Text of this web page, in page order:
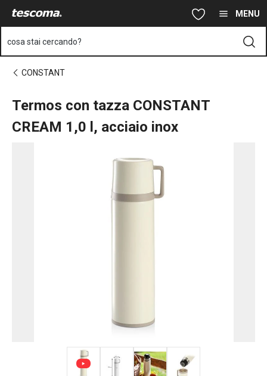
Vai al contenuto principale MENU
cosa stai cercando?
CONSTANT
Termos con tazza CONSTANT
CREAM 1,0 l, acciaio inox